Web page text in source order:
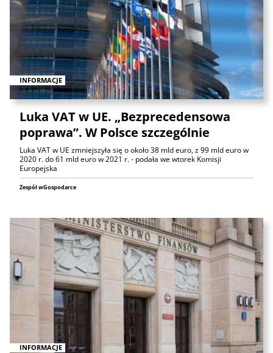
INFORMACJE
Luka VAT w UE. „Bezprecedensowa
poprawa”. W Polsce szczególnie
Luka VAT w UE zmniejszyła się o około 38 mld euro, z 99 mld euro w
2020 r. do 61 mld euro w 2021 r. - podała we wtorek Komisji
Europejska
Zespół wGospodarce
INFORMACJE